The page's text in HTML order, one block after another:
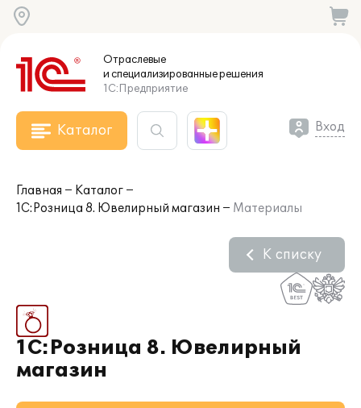
Отраслевые
и специализированныерешения
1С:Предприятие
Каталог Вход
Главная
Каталог
1С:Розница 8. Ювелирный магазин
Материалы
1С:Розница 8. Ювелирный
магазин
К списку